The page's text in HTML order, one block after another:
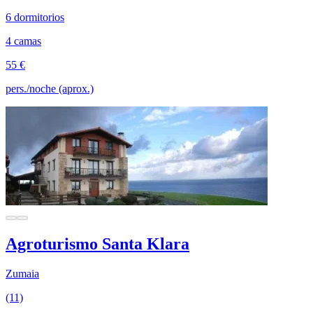
6 dormitorios
4 camas
55 €
pers./noche (aprox.)
Agroturismo Santa Klara
Zumaia
(11)